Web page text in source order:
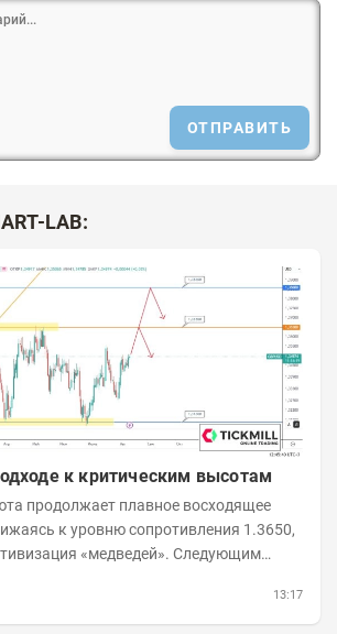
ОТПРАВИТЬ
LAB:
к критическим высотам
продолжает плавное восходящее
к уровню сопротивления 1.3650,
«медведей». Следующим
13:17